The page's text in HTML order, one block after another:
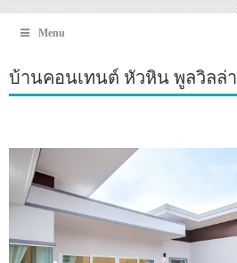
Menu
บ้านคอนเทนต์ หัวหิน พูลวิลล่า